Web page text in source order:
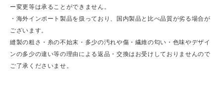
ー変更等は承ることができません。
・海外インポート製品を扱っており、国内製品と比べ品質が劣る場合が
ございます。
縫製の粗さ・糸の不始末・多少の汚れや傷・繊維の匂い・色味やデザイ
ンの多少の違い等の理由による返品・交換はお受けしておりませんので
ご了承くださいませ。